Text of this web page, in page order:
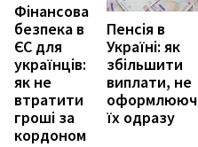
Фінансова
безпека в
ЄС для
українців:
як не
втратити
гроші за
кордоном
Пенсія в
Україні: як
збільшити
виплати, не
їх одразу